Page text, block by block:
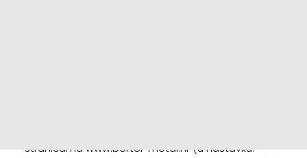
stranicama www.bertol-metal.hr (u nastavku: